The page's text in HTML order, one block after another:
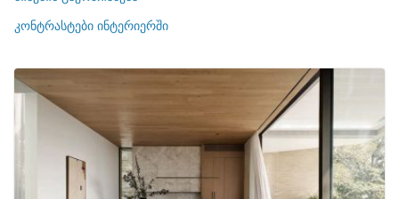
ი
კონტრასტები ინტერიერში